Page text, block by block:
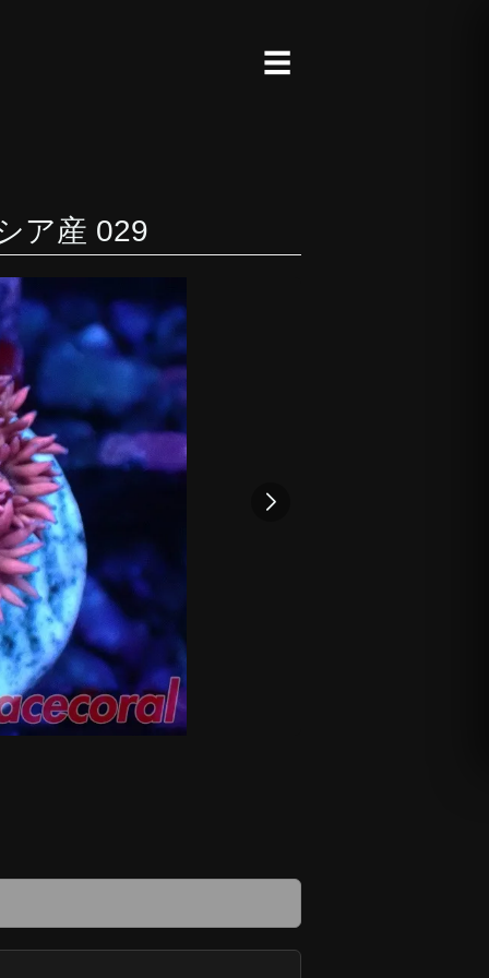
☰
ア産 029